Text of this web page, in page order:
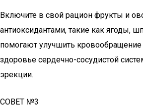
Включите в свой рацион фрукты и
антиоксидантами, такие как ягоды,
помогают улучшить
здоровье сердечно-сосудистой
эрекции.
СОВЕТ №3